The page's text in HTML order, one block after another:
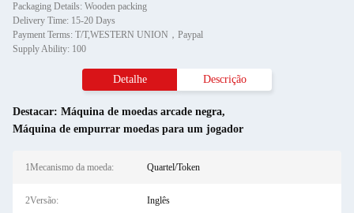
Packaging Details: Wooden packing
Delivery Time: 15-20 Days
Payment Terms: T/T,WESTERN UNION，Paypal
Supply Ability: 100
Detalhe Descrição
Destacar: Máquina de moedas arcade negra,
Máquina de empurrar moedas para um jogador
1Mecanismo da moeda: Quartel/Token
2Versão: Inglês